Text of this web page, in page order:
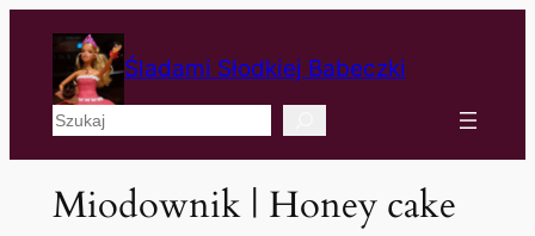
Śladami Słodkiej Babeczki
Szukaj
Miodownik | Honey cake